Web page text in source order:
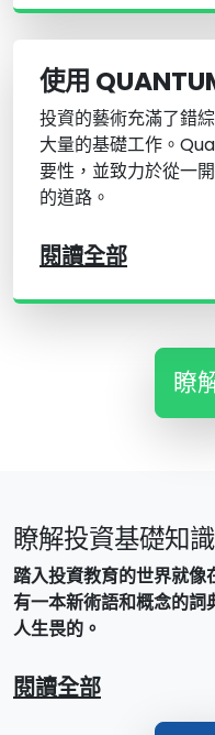
使用
投資的藝術充滿了錯
大量的基礎工作。
要性，並致力於從一
的道路。
閱讀全部
瞭
瞭解投資基礎知識
踏入投資教育的世界就像
有一本新術語和概念的詞
人生畏的。
閱讀全部